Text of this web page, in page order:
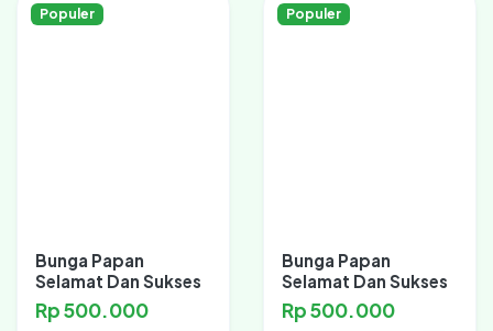
Populer
Bunga Papan
Selamat Dan Sukses
Rp 500.000
Populer
Bunga Papan
Selamat Dan Sukses
Rp 500.000